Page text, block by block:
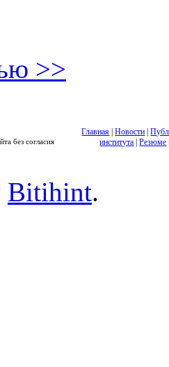
>>
без согласия
Главная |Новости |
института |Резюме
Bitihint.